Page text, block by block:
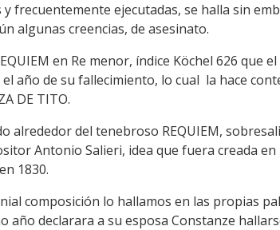
frecuentemente ejecutadas, se halla sin
algunas creencias, de asesinato.
en Re menor, índice Köchel 626 que
año de su fallecimiento, lo cual la hace
DE TITO.
alrededor del tenebroso REQUIEM,
Antonio Salieri, idea que fuera creada en
1830.
composición lo hallamos en las propias
año declarara a su esposa Constanze